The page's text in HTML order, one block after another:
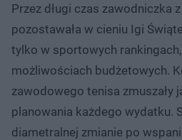
Przez długi czas zawodniczka
pozostawała w cieniu Igi
tylko w sportowych
możliwościach budżetowych.
zawodowego tenisa zmuszały
planowania każdego wydatku.
diametralnej zmianie po